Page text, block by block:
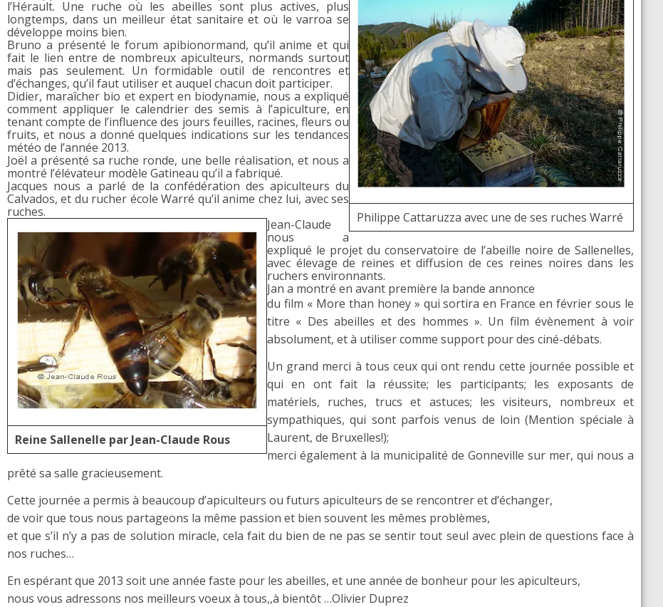
Philippe Cattaruzza avec une de ses ruches Warré
l’Hérault. Une ruche où les abeilles sont plus actives, plus
longtemps, dans un meilleur état sanitaire et où le varroa se
développe moins bien.
Bruno a présenté le forum apibionormand, qu’il anime et qui
fait le lien entre de nombreux apiculteurs, normands surtout
mais pas seulement. Un formidable outil de rencontres et
d’échanges, qu’il faut utiliser et auquel chacun doit participer.
Didier, maraîcher bio et expert en biodynamie, nous a expliqué
comment appliquer le calendrier des semis à l’apiculture, en
tenant compte de l’influence des jours feuilles, racines, fleurs ou
fruits, et nous a donné quelques indications sur les tendances
météo de l’année 2013.
Joël a présenté sa ruche ronde, une belle réalisation, et nous a
montré l’élévateur modèle Gatineau qu’il a fabriqué.
Jacques nous a parlé de la confédération des apiculteurs du
Calvados, et du rucher école Warré qu’il anime chez lui, avec ses
ruches.
Reine Sallenelle par Jean-Claude Rous
Jean-Claude
nous a
expliqué le projet du conservatoire de l’abeille noire de Sallenelles,
avec élevage de reines et diffusion de ces reines noires dans les
ruchers environnants.
Jan a montré en avant première la bande annonce
du film « More than honey » qui sortira en France en février sous le
titre « Des abeilles et des hommes ». Un film évènement à voir
absolument, et à utiliser comme support pour des ciné-débats.
Un grand merci à tous ceux qui ont rendu cette journée possible et
qui en ont fait la réussite; les participants; les exposants de
matériels, ruches, trucs et astuces; les visiteurs, nombreux et
sympathiques, qui sont parfois venus de loin (Mention spéciale à
Laurent, de Bruxelles!);
merci également à la municipalité de Gonneville sur mer, qui nous a
prêté sa salle gracieusement.
Cette journée a permis à beaucoup d’apiculteurs ou futurs apiculteurs de se rencontrer et d’échanger,
de voir que tous nous partageons la même passion et bien souvent les mêmes problèmes,
et que s’il n’y a pas de solution miracle, cela fait du bien de ne pas se sentir tout seul avec plein de questions face à
nos ruches…
En espérant que 2013 soit une année faste pour les abeilles, et une année de bonheur pour les apiculteurs,
nous vous adressons nos meilleurs voeux à tous,,à bientôt …Olivier Duprez